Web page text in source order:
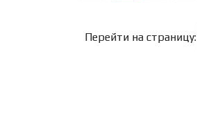
Перейти на страницу: